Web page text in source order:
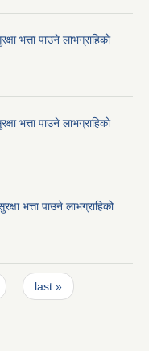
भत्ता पाउने लाभग्राहिको
भत्ता पाउने लाभग्राहिको
भत्ता पाउने लाभग्राहिको
last »